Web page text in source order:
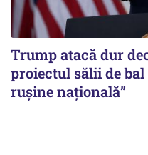
Trump atacă dur
proiectul sălii de bal
ruşine naţională”